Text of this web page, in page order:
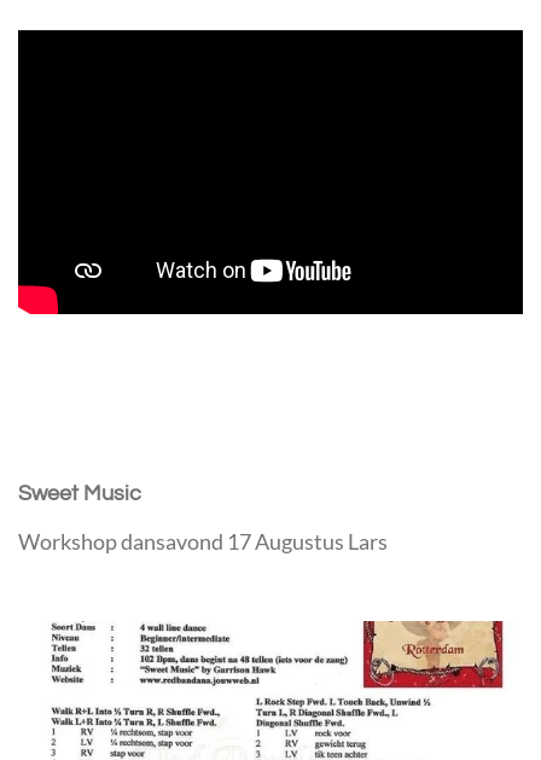
Sweet Music
Workshop dansavond 17 Augustus Lars